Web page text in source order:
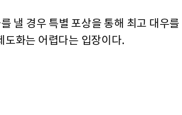
낼 경우 특별 포상을 통해 최고 대우를
도화는 어렵다는 입장이다.